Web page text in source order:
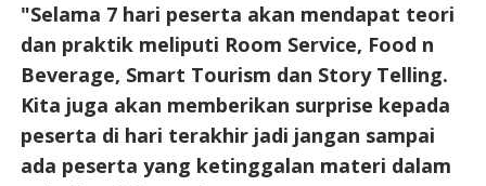
"Selama 7 hari peserta akan mendapat teori
dan praktik meliputi Room Service, Food n
Beverage, Smart Tourism dan Story Telling.
Kita juga akan memberikan surprise kepada
peserta di hari terakhir jadi jangan sampai
ada peserta yang ketinggalan materi dalam